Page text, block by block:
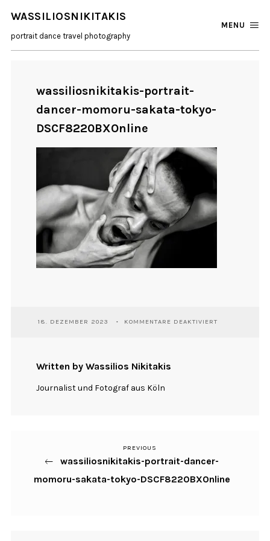
WASSILIOSNIKITAKIS
portrait dance travel photography
MENU
wassiliosnikitakis-portrait-
dancer-momoru-sakata-tokyo-
DSCF8220BXOnline
18. DEZEMBER 2023 KOMMENTARE DEAKTIVIERTFÜR
Written by Wassilios Nikitakis
Journalist und Fotograf aus Köln
Beitragsnavigation
Previous
Post
PREVIOUS
wassiliosnikitakis-portrait-dancer-
momoru-sakata-tokyo-DSCF8220BXOnline